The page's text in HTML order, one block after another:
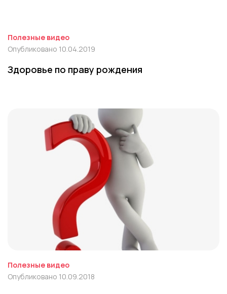
Полезные видео
Опубликовано 10.04.2019
Здоровье по праву рождения
Полезные видео
Опубликовано 10.09.2018